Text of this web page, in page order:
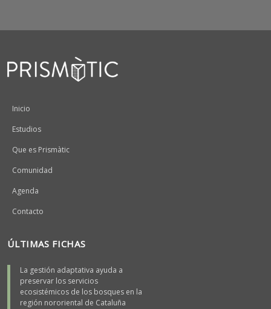
Peu
Inicio
Estudios
Que es Prismàtic
Comunidad
Agenda
Contacto
ÚLTIMAS FICHAS
La gestión adaptativa ayuda a
preservar los servicios
ecosistémicos de los bosques en la
región nororiental de Cataluña